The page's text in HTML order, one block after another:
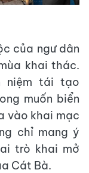
của ngư dân
khai thác.
niệm tái tạo
muốn biển
vào khai mạc
chỉ mang ý
trò khai mở
Cát Bà.